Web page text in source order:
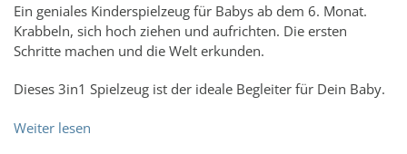
Ein geniales Kinderspielzeug für Babys ab dem 6. Monat.
Krabbeln, sich hoch ziehen und aufrichten. Die ersten
Schritte machen und die Welt erkunden.
Dieses 3in1 Spielzeug ist der ideale Begleiter für Dein Baby.
Weiter lesen